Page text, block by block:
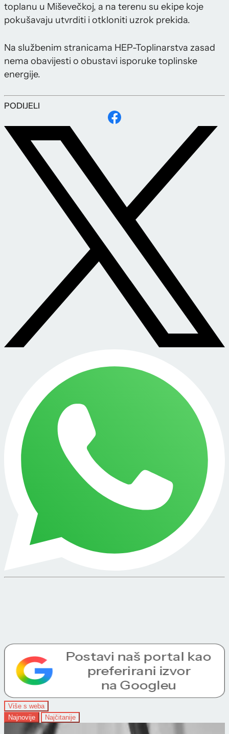
toplanu u Miševečkoj, a na terenu su ekipe koje
pokušavaju utvrditi i otkloniti uzrok prekida.
Na službenim stranicama HEP-Toplinarstva zasad
nema obavijesti o obustavi isporuke toplinske
energije.
PODIJELI
Više s weba
Najnovije
Najčitanije